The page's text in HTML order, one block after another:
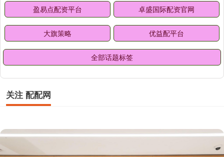
盈易点配资平台 卓盛国际配资官网
大旗策略 优益配平台
全部话题标签
关注 配配网